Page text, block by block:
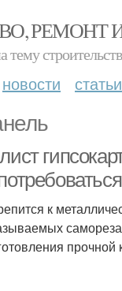
РЕМОНТ
новости статьи
к